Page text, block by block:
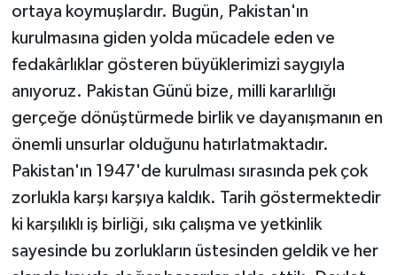
ortaya koymuşlardır. Bugün, Pakistan'ın
kurulmasına giden yolda mücadele eden ve
fedakârlıklar gösteren büyüklerimizi saygıyla
anıyoruz. Pakistan Günü bize, milli kararlılığı
gerçeğe dönüştürmede birlik ve dayanışmanın en
önemli unsurlar olduğunu hatırlatmaktadır.
Pakistan'ın 1947'de kurulması sırasında pek çok
zorlukla karşı karşıya kaldık. Tarih göstermektedir
ki karşılıklı iş birliği, sıkı çalışma ve yetkinlik
sayesinde bu zorlukların üstesinden geldik ve her